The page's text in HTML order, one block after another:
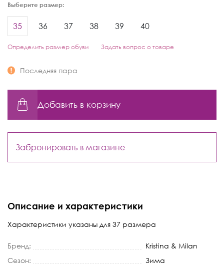
Выберите размер:
35 36 37 38 39 40
Определить размер обуви Задать вопрос о товаре
Последняя пара
Добавить в корзину
Забронировать в магазине
Описание и характеристики
Характеристики указаны для 37 размера
Бренд:
Kristina & Milan
Сезон:
Зима